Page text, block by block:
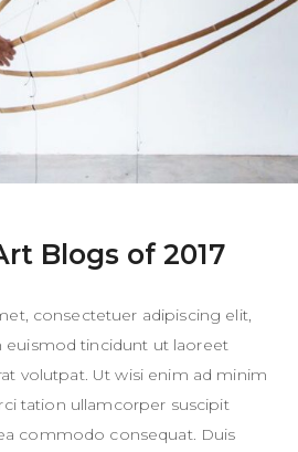
Blogs of 2017
consectetuer adipiscing elit,
tincidunt ut laoreet
volutpat. Ut wisi enim ad minim
tation ullamcorper suscipit
commodo consequat. Duis